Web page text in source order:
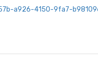
a926-4150-9fa7-